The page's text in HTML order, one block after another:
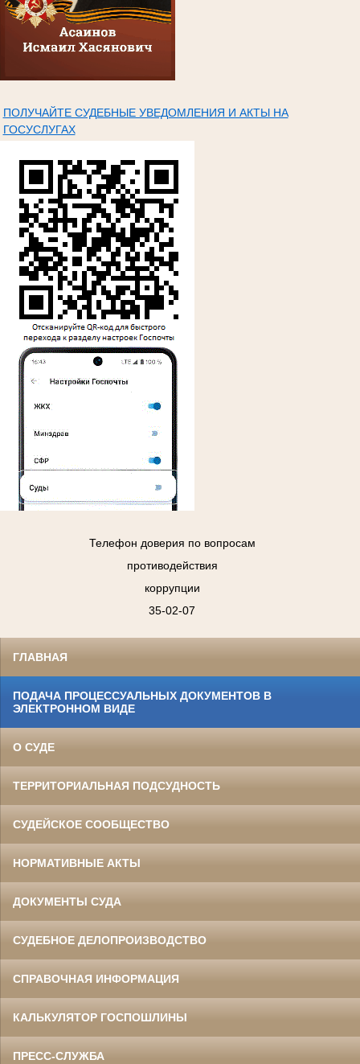
ПОЛУЧАЙТЕ СУДЕБНЫЕ УВЕДОМЛЕНИЯ И АКТЫ НА
ГОСУСЛУГАХ
Телефон доверия по вопросам
противодействия
коррупции
35-02-07
ГЛАВНАЯ
ПОДАЧА ПРОЦЕССУАЛЬНЫХ ДОКУМЕНТОВ В
ЭЛЕКТРОННОМ ВИДЕ
О СУДЕ
ТЕРРИТОРИАЛЬНАЯ ПОДСУДНОСТЬ
СУДЕЙСКОЕ СООБЩЕСТВО
НОРМАТИВНЫЕ АКТЫ
ДОКУМЕНТЫ СУДА
СУДЕБНОЕ ДЕЛОПРОИЗВОДСТВО
СПРАВОЧНАЯ ИНФОРМАЦИЯ
КАЛЬКУЛЯТОР ГОСПОШЛИНЫ
ПРЕСС-СЛУЖБА